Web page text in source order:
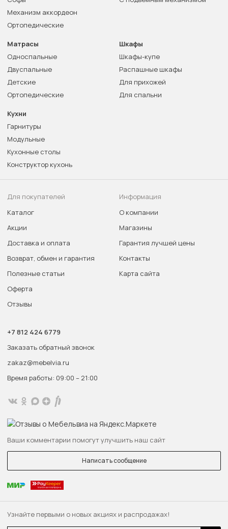
Узнайте первыми о новых акциях и распродажах!
Механизм аккордеон
Ортопедические
Матрасы
Односпальные
Двуспальные
Детские
Ортопедические
Шкафы
Шкафы-купе
Распашные шкафы
Для прихожей
Для спальни
Кухни
Гарнитуры
Модульные
Кухонные столы
Конструктор кухонь
Для покупателей
Каталог
Акции
Доставка и оплата
Возврат, обмен и гарантия
Полезные статьи
Оферта
Отзывы
Информация
О компании
Магазины
Гарантия лучшей цены
Контакты
Карта сайта
+7 812 424 6779
Заказать обратный звонок
zakaz@mebelvia.ru
Время работы: 09:00 – 21:00
Ваши комментарии помогут улучшить наш сайт
Написать сообщение